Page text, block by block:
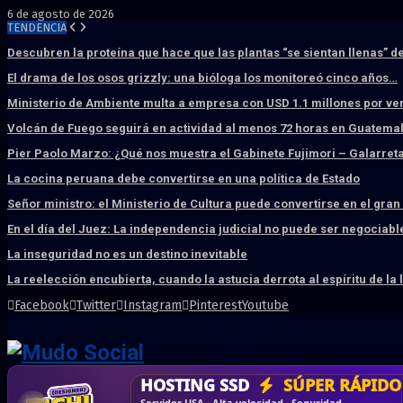
6 de agosto de 2026
TENDENCIA
Descubren la proteína que hace que las plantas “se sientan llenas”
El drama de los osos grizzly: una bióloga los monitoreó cinco años…
Ministerio de Ambiente multa a empresa con USD 1.1 millones por
Volcán de Fuego seguirá en actividad al menos 72 horas en
Pier Paolo Marzo: ¿Qué nos muestra el Gabinete Fujimori –
La cocina peruana debe convertirse en una política de Estado
Señor ministro: el Ministerio de Cultura puede convertirse en el
En el día del Juez: La independencia judicial no puede ser
La inseguridad no es un destino inevitable
La reelección encubierta, cuando la astucia derrota al espíritu de la
Facebook Twitter Instagram PinterestYoutube
HOSTING SSD SÚPER RÁPIDO
DISEÑO WEB PROFESIONAL
CRM & DASHBOARD A MEDIDA
CORREO CORPORATIVO